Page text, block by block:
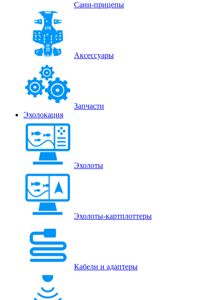
Сани-прицепы
Аксессуары
Запчасти
Эхолокация
Эхолоты
Эхолоты-картплоттеры
Кабели и адаптеры